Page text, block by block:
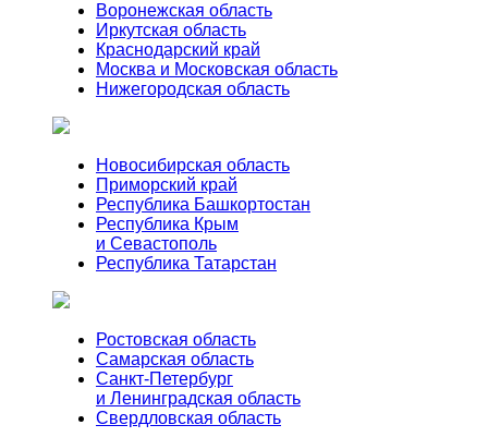
Воронежская область
Иркутская область
Краснодарский край
Москва и Московская область
Нижегородская область
Новосибирская область
Приморский край
Республика Башкортостан
Республика Крым
и Севастополь
Республика Татарстан
Ростовская область
Самарская область
Санкт-Петербург
и Ленинградская область
Свердловская область